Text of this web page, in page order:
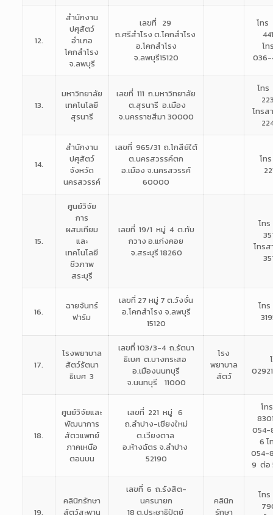
12.
สำนักงาน
ปศุสัตว์
อำเภอ
โคกสำโรง
จ.ลพบุรี
เลขที่ 29
ถ.ศรีสำโรง ต.โคกสำโรง
อ.โคกสำโรง
จ.ลพบุรี15120
โท
โ
036-
13.
มหาวิทยาลัย
เทคโนโลยี
สุรนารี
เลขที่ 111 ถ.มหาวิทยาลัย
ต.สุรนารี อ.เมือง
จ.นครราชสีมา 30000
โท
โทร
14.
สำนักงาน
ปศุสัตว์
จังหวัด
นครสวรรค์
เลขที่ 965/31 ถ.โกสีย์ใต้
ต.นครสวรรค์ตก
อ.เมือง จ.นครสวรรค์
60000
โท
15.
ศูนย์วิจัย
การ
ผสมเทียม
และ
เทคโนโลยี
ชีวภาพ
สระบุรี
เลขที่ 19/1 หมู่ 4 ต.ทับ
กวางอ.แก่งคอย
จ.สระบุรี 18260
โท
โทร
16.
ฉายจันทร์
ฟาร์ม
เลขที่ 27 หมู่ 7 ต.วังจั่น
อ.โคกสำโรง จ.ลพบุรี
15120
โท
17.
โรงพยาบาล
สัตว์รัตนา
ธิเบศ 3
เลขที่ 103/3-4 ถ.รัตนา
ธิเบศต.บางกระสอ
อ.เมืองนนทบุรี
จ.นนทบุรี 11000
โรง
พยาบาล
สัตว์
18.
ศูนย์วิจัยและ
พัฒนาการ
สัตวแพทย์
ภาคเหนือ
ตอนบน
เลขที่ 221 หมู่ 6
ถ.ลำปาง-เชียงใหม่
ต.เวียงตาล
อ.ห้างฉัตร จ.ลำปาง
52190
โท
054-
6 โ
054-
9 ต่อ
19.
คลินิกรักษา
สัตว์สะพาน
เลขที่ 6 ถ.รังสิต-
นครนายก
18 ต.ประชาธิปัตย์
คลินิก
รักษา
โท